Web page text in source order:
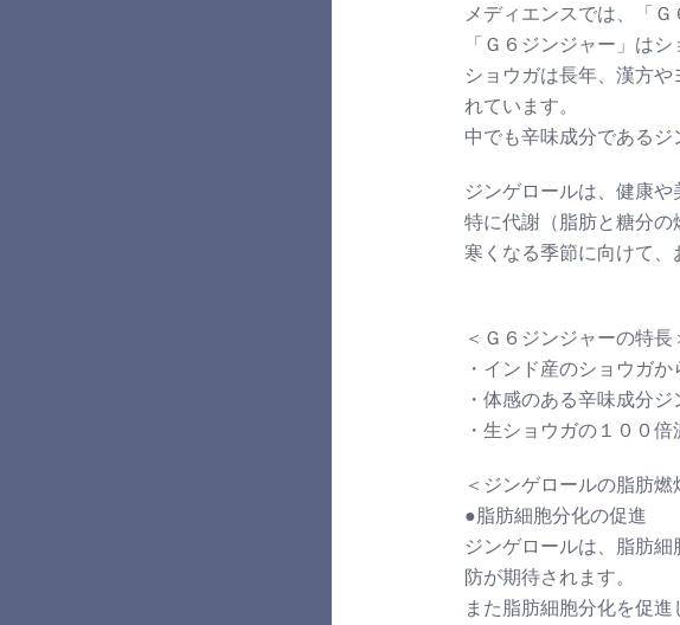
メディエンスでは、「
「Ｇ６ジンジャー」は
ショウガは長年、漢方
れています。
中でも辛味成分であるジ
ジンゲロールは、健康や
特に代謝（脂肪と糖分の
寒くなる季節に向けて、
＜Ｇ６ジンジャーの特長
・インド産のショウガか
・体感のある辛味成分
・生ショウガの１００
＜ジンゲロールの脂肪燃
●脂肪細胞分化の促進
ジンゲロールは、脂肪
防が期待されます。
また脂肪細胞分化を促